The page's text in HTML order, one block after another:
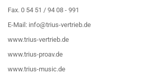
Fax. 0 54 51 / 94 08 - 991
E-Mail: info@trius-vertrieb.de
www.trius-vertrieb.de
www.trius-proav.de
www.trius-music.de